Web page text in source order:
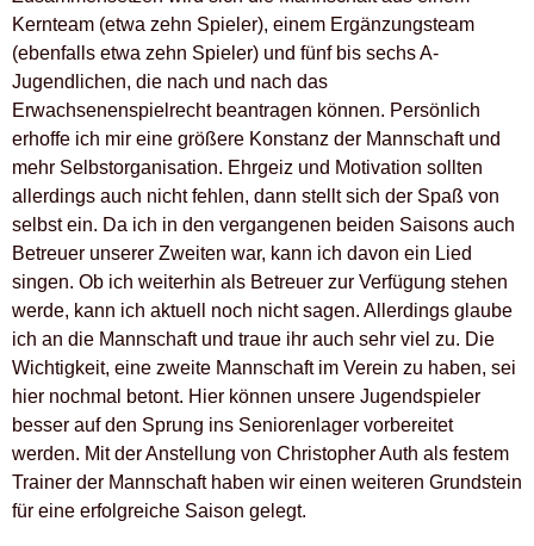
Kernteam (etwa zehn Spieler), einem Ergänzungsteam
(ebenfalls etwa zehn Spieler) und fünf bis sechs A-
Jugendlichen, die nach und nach das
Erwachsenenspielrecht beantragen können. Persönlich
erhoffe ich mir eine größere Konstanz der Mannschaft und
mehr Selbstorganisation. Ehrgeiz und Motivation sollten
allerdings auch nicht fehlen, dann stellt sich der Spaß von
selbst ein. Da ich in den vergangenen beiden Saisons auch
Betreuer unserer Zweiten war, kann ich davon ein Lied
singen. Ob ich weiterhin als Betreuer zur Verfügung stehen
werde, kann ich aktuell noch nicht sagen. Allerdings glaube
ich an die Mannschaft und traue ihr auch sehr viel zu. Die
Wichtigkeit, eine zweite Mannschaft im Verein zu haben, sei
hier nochmal betont. Hier können unsere Jugendspieler
besser auf den Sprung ins Seniorenlager vorbereitet
werden. Mit der Anstellung von Christopher Auth als festem
Trainer der Mannschaft haben wir einen weiteren Grundstein
für eine erfolgreiche Saison gelegt.